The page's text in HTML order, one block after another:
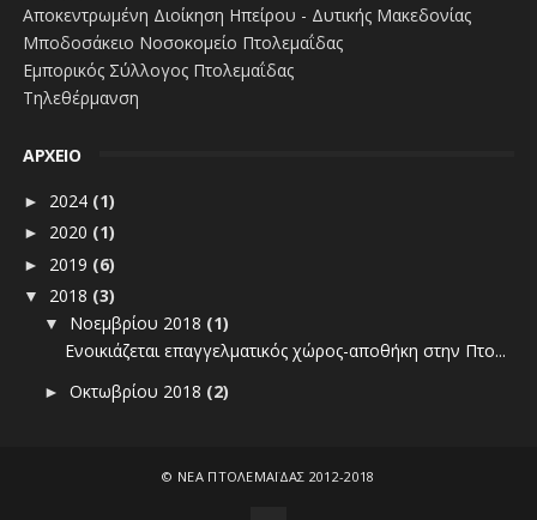
Αποκεντρωμένη Διοίκηση Ηπείρου - Δυτικής Μακεδονίας
Μποδοσάκειο Νοσοκομείο Πτολεμαΐδας
Εμπορικός Σύλλογος Πτολεμαΐδας
Τηλεθέρμανση
ΑΡΧΕΙΟ
► 2024 (1)
► 2020 (1)
► 2019 (6)
▼ 2018 (3)
▼ Νοεμβρίου 2018 (1)
Ενοικιάζεται επαγγελματικός χώρος-αποθήκη στην Πτο...
► Οκτωβρίου 2018 (2)
© ΝΕΑ ΠΤΟΛΕΜΑΪΔΑΣ 2012-2018